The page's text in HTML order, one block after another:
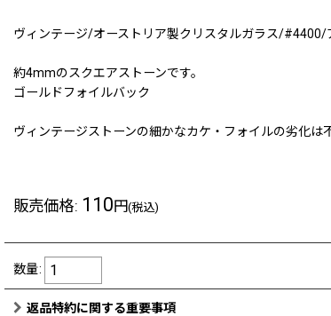
ヴィンテージ/オーストリア製クリスタルガラス/
約4mmのスクエアストーンです。
ゴールドフォイルバック
ヴィンテージストーンの細かなカケ・フォイルの劣化は
販売価格: 110円(税込)
数量:
返品特約に関する重要事項